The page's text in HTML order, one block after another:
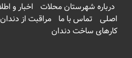
درباره شهرستان محلات اخبار و
اصلی تماس با ما مراقبت از
کارهای ساخت دندان